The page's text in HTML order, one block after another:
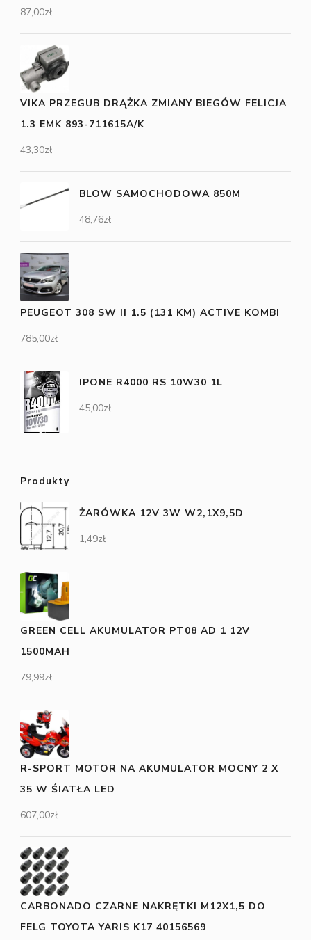
87,00zł
VIKA PRZEGUB DRĄŻKA ZMIANY BIEGÓW FELICJA
1.3 EMK 893-711615A/K
43,30zł
BLOW SAMOCHODOWA 850M
48,76zł
PEUGEOT 308 SW II 1.5 (131 KM) ACTIVE KOMBI
785,00zł
IPONE R4000 RS 10W30 1L
45,00zł
Produkty
ŻARÓWKA 12V 3W W2,1X9,5D
1,49zł
GREEN CELL AKUMULATOR PT08 AD 1 12V
1500MAH
79,99zł
R-SPORT MOTOR NA AKUMULATOR MOCNY 2 X
35 W ŚIATŁA LED
607,00zł
CARBONADO CZARNE NAKRĘTKI M12X1,5 DO
FELG TOYOTA YARIS K17 40156569